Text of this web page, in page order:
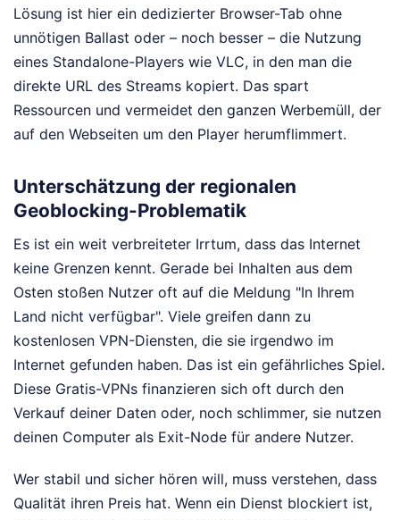
Lösung ist hier ein dedizierter Browser-Tab ohne
unnötigen Ballast oder – noch besser – die Nutzung
eines Standalone-Players wie VLC, in den man die
direkte URL des Streams kopiert. Das spart
Ressourcen und vermeidet den ganzen Werbemüll, der
auf den Webseiten um den Player herumflimmert.
Unterschätzung der regionalen
Geoblocking-Problematik
Es ist ein weit verbreiteter Irrtum, dass das Internet
keine Grenzen kennt. Gerade bei Inhalten aus dem
Osten stoßen Nutzer oft auf die Meldung "In Ihrem
Land nicht verfügbar". Viele greifen dann zu
kostenlosen VPN-Diensten, die sie irgendwo im
Internet gefunden haben. Das ist ein gefährliches Spiel.
Diese Gratis-VPNs finanzieren sich oft durch den
Verkauf deiner Daten oder, noch schlimmer, sie nutzen
deinen Computer als Exit-Node für andere Nutzer.
Wer stabil und sicher hören will, muss verstehen, dass
Qualität ihren Preis hat. Wenn ein Dienst blockiert ist,